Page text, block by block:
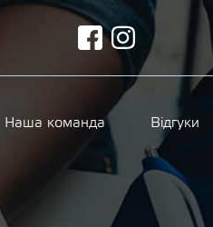
facebookinstagram
Наша команда Відгуки